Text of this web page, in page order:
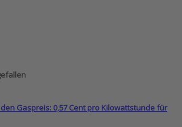
Gaspreis: 0,57 Cent pro Kilowattstunde für